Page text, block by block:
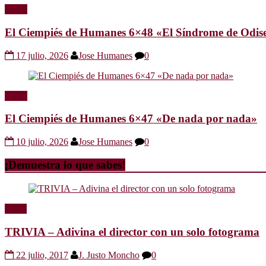
El Ciempiés de Humanes 6×48 «El Síndrome de
17 julio, 2026 Jose Humanes 0
El Ciempiés de Humanes 6×47 «De nada por nada»
10 julio, 2026 Jose Humanes 0
¡Demuestra lo que sabes!
TRIVIA – Adivina el director con un solo fotograma
22 julio, 2017 J. Justo Moncho 0